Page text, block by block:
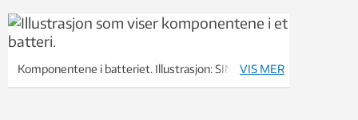
Komponentene i batteriet. Illustrasjon: SINTEFVIS MER